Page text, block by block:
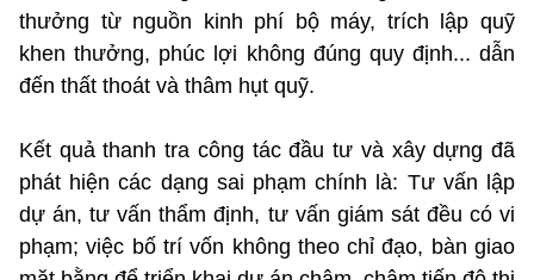
thưởng từ nguồn kinh phí bộ máy, trích lập quỹ
khen thưởng, phúc lợi không đúng quy định... dẫn
đến thất thoát và thâm hụt quỹ.
Kết quả thanh tra công tác đầu tư và xây dựng đã
phát hiện các dạng sai phạm chính là: Tư vấn lập
dự án, tư vấn thẩm định, tư vấn giám sát đều có vi
phạm; việc bố trí vốn không theo chỉ đạo, bàn giao